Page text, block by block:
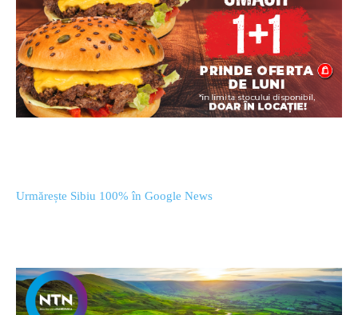
Urmărește Sibiu 100% în Google News